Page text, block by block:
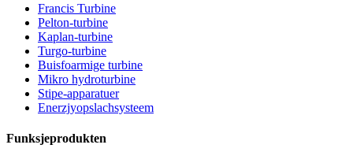
Francis Turbine
Pelton-turbine
Kaplan-turbine
Turgo-turbine
Buisfoarmige turbine
Mikro hydroturbine
Stipe-apparatuer
Enerzjyopslachsysteem
Funksjeprodukten